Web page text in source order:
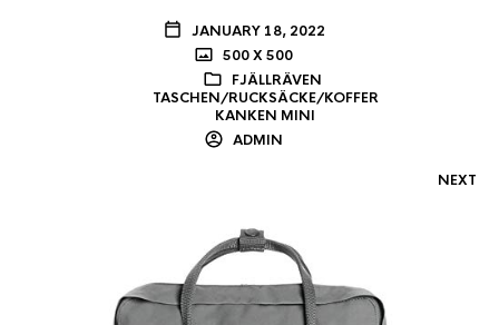
JANUARY 18, 2022
500 X 500
FJÄLLRÄVEN
TASCHEN/RUCKSÄCKE/KOFFER
KANKEN MINI
ADMIN
NEXT